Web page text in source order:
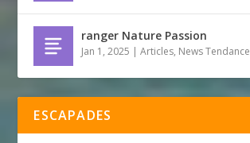
ranger Nature Passion
Jan 1, 2025 |Articles, News Tendance
ESCAPADES